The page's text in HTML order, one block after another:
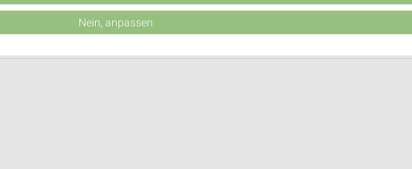
- 17:00 Uhr | Schließt in 12 Min.
WerbungNein, anpassen